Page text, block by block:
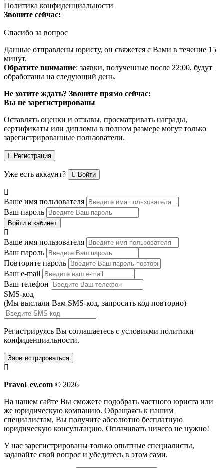
Политика конфиденциальности
Звоните сейчас:
Спасибо за вопрос
Данные отправлены юристу, он свяжется с Вами в течение 15
минут.
Обратите внимание: заявки, полученные после 22:00, будут
обработаны на следующий день.
Не хотите ждать? Звоните прямо сейчас:
Вы не зарегистрированы
Оставлять оценки и отзывы, просматривать награды,
сертификаты или дипломы в полном размере могут только
зарегистрированные пользователи.
Регистрация
Уже есть аккаунт? Войти
Ваше имя пользователя
Ваш пароль
Войти в кабинет
Ваше имя пользователя
Ваш пароль
Повторите пароль
Ваш e-mail
Ваш телефон
SMS-код
(Мы выслали Вам SMS-код, запросить код повторно)
Регистрируясь Вы соглашаетесь с условиями политики
конфиденциальности.
Зарегистрироваться
PravoLev.com © 2026
На нашем сайте Вы сможете подобрать частного юриста или
же юридическую компанию. Обращаясь к нашим
специалистам, Вы получите абсолютно бесплатную
юридическую консультацию. Оплачивать ничего не нужно!
У нас зарегистрированы только опытные специалисты,
задавайте свой вопрос и убедитесь в этом сами.